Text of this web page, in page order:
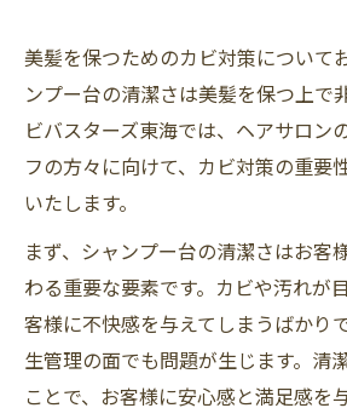
美髪を保つためのカビ対策について
ンプー台の清潔さは美髪を保つ上で
ビバスターズ東海では、ヘアサロン
フの方々に向けて、カビ対策の重要
いたします。
まず、シャンプー台の清潔さはお客
わる重要な要素です。カビや汚れが
客様に不快感を与えてしまうばかり
生管理の面でも問題が生じます。清
ことで、お客様に安心感と満足感を